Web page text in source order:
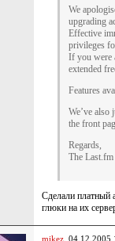
We
upgrading
Effective
privileges
If you were
extended
Features
We’ve also
the front
Regards,
The Last.fm
Сделали платный
глюки на их
mikez , 04.12.2005